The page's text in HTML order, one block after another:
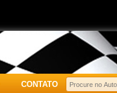
CONTATO